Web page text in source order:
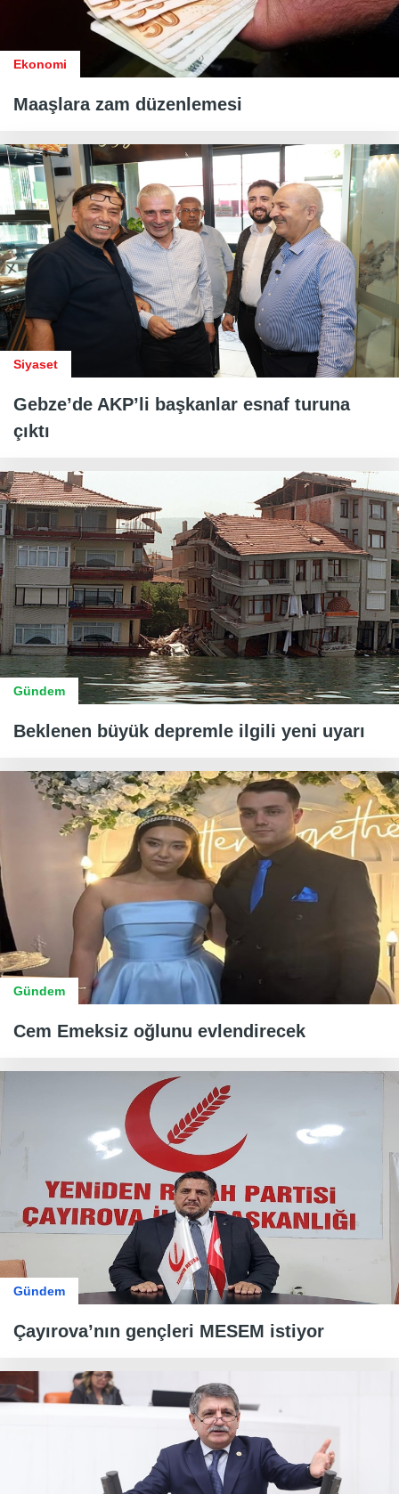
Ekonomi
Maaşlara zam düzenlemesi
Siyaset
Gebze’de AKP’li başkanlar esnaf turuna
çıktı
Gündem
Beklenen büyük depremle ilgili yeni uyarı
Gündem
Cem Emeksiz oğlunu evlendirecek
Gündem
Çayırova’nın gençleri MESEM istiyor